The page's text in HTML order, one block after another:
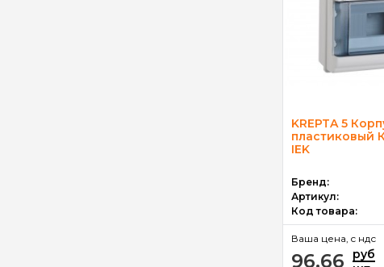
KREPTA 5
пластиковый
IEK
Бренд:
Артикул:
Код товара:
Ваша цена, c ндс
96.66
руб